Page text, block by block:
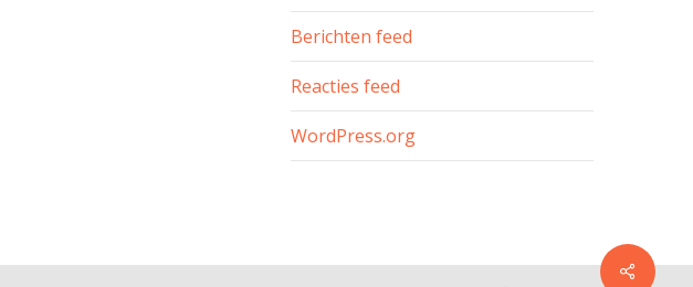
Berichten feed
Reacties feed
WordPress.org